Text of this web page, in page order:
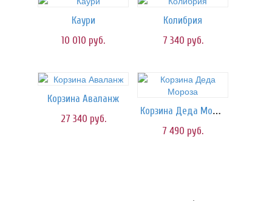
Каури
10 010 руб.
Колибрия
7 340 руб.
Корзина Аваланж
27 340 руб.
Корзина Деда Мороза
7 490 руб.